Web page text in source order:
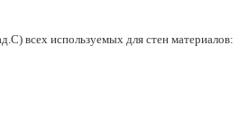
всех используемых для стен материалов: